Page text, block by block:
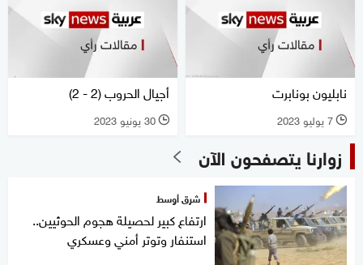
نابليون بونابرت
l 7 يوليو 2023
أجيال الحروب (2 - 2)
l 30 يونيو 2023
زوارنا يتصفحون الآن
شرق أوسط
ارتفاع كبير لحصيلة هجوم الحوثيين..
استنفار وتوتر أمني وعسكري